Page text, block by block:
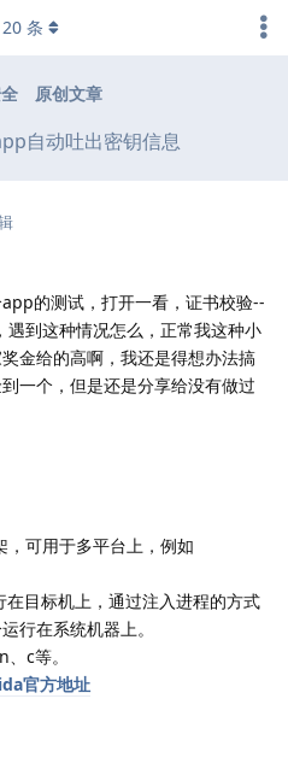
原创文章
自动吐出密钥信息
20 条
的测试，打开一看，证书校验--
到这种情况怎么，正常我这种小
金给的高啊，我还是得想办法搞
一个，但是还是分享给没有做过
可用于多平台上，例如
目标机上，通过注入进程的方式
行在系统机器上。
c等。
官方地址